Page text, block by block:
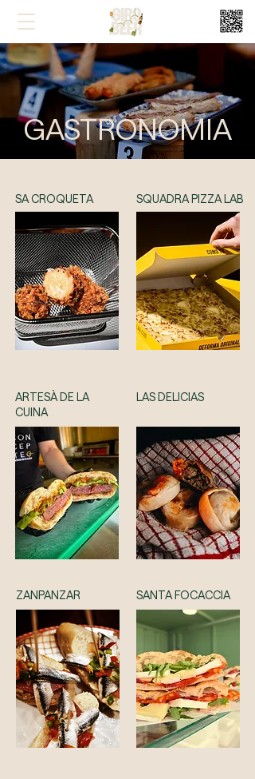
GASTRONOMIA
SA CROQUETA SQUADRA PIZZA LAB
ARTESÀ DE LA
CUINA
LAS DELICIAS
ZANPANZAR SANTA FOCACCIA